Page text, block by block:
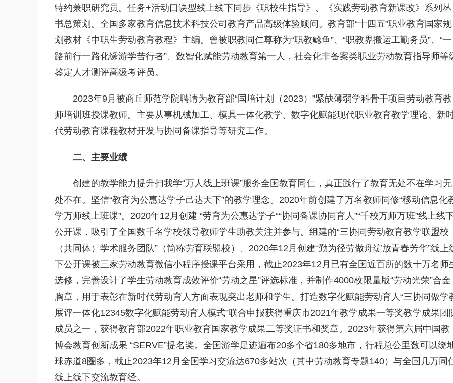
特约兼职研究员。任务+活动口诀型线上线下同步《职校生指导》、《实践劳动教育新课改》系列丛
书总策划。全国多家教育信息技术科技公司教育产品高级体验顾问。教育部“十四五”职业教育国家规
划教材《中职生劳动教育教程》主编。曾被职教同仁尊称为“职教鲶鱼”、“职教界搬运工勤务员”、“一
路前行一路化缘游学苦行者”、数智化赋能劳动教育第一人，社会化非备案类职业劳动教育指导师等
鉴定人才测评高级考评员。
2023年9月被商丘师范学院聘请为教育部“国培计划（2023）”紧缺薄弱学科骨干项目劳动教育教
师培训班授课教师。主要从事机械加工、模具一体化教学、数字化赋能现代职业教育教学理论、新
代劳动教育课程教材开发与协同备课指导等研究工作。
二、主要业绩
创建的教学能力提升扫我学“万人线上班课”服务全国教育同仁，真正践行了教育无处不在学习无
处不在。坚信“教育为公惠达学子己达天下”的教学理念。2020年前创建了万名教师同修“移动信息化
学万师线上班课”。2020年12月创建 “劳育为公惠达学子““协同备课协同育人”“千校万师万班”线上线
公开课，吸引了全国数千名学校领导教师学生助教关注并参与。组建的“三协同劳动教育教学联盟校
（共同体）学术服务团队”（简称劳育联盟校）、2020年12月创建“勤为径劳做舟绽放青春芳华”线上
下公开课被三家劳动教育微信小程序授课平台采用，截止2023年12月已有全国近百所的数十万名师
选修，完善设计了学生劳动教育成效评价“劳动之星”评选标准，并制作4000枚限量版“劳动光荣”合金
胸章，用于表彰在新时代劳动育人方面表现突出老师和学生。打造数字化赋能劳动育人“三协同做学
展评一体化12345数字化赋能劳动育人模式”联合申报获得重庆市2021年教学成果一等奖教学成果团
成员之一，获得教育部2022年职业教育国家教学成果二等奖证书和奖章。2023年获得第六届中国教
博会教育创新成果 “SERVE”提名奖。全国游学足迹遍布20多个省180多地市，行程总公里数可以绕
球赤道8圈多，截止2023年12月全国学习交流达670多站次（其中劳动教育专题140）与全国几万同
线上线下交流教育经。